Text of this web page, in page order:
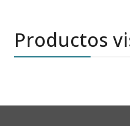
Productos